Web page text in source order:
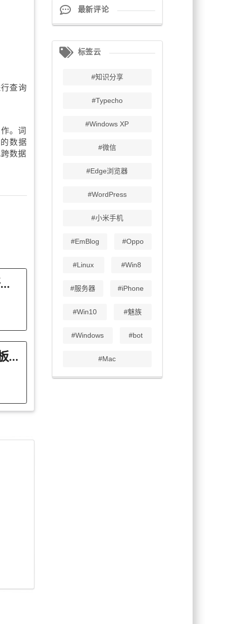
查询
。词
数据
数据
GPT如何进行语言资源生成
在RK3399开发板香橙派Orange Pi 4B上怎么使用docker
最新评论
标签云
#知识分享
#Typecho
#Windows XP
#微信
#Edge浏览器
#WordPress
#小米手机
#EmBlog #Oppo
#Linux #Win8
#服务器 #iPhone
#Win10 #魅族
#Windows #bot
#Mac